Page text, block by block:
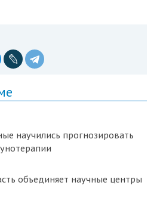
научились прогнозировать
объединяет научные центры